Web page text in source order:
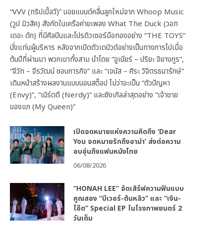
“VVV (ทริปเปิ้ลวี)” บอยแบนด์คลื่นลูกใหม่จาก Whoop Music
(วูป มิวสิค) สังกัดในเครือค่ายเพลง What The Duck (วอท
เดอะ ดัก) ที่มีศิลปินและโปรดิวเซอร์มือทองอย่าง “THE TOYS”
นั่งแท่นผู้บริหาร หลังจากเปิดตัวเดบิวต์อย่างเป็นทางการไปเมื่อ
ต้นปีที่ผ่านมา พวกเขาทั้งสาม นำโดย “จูเนียร์ – ปริยะ จิยางกูร”,
“จีวัท – จีรวัฒน์ ชอบการกิจ” และ “เจนัส – ศิระ วิจิตรธนารักษ์”
เดินหน้าสร้างผลงานแบบนอนสต็อป ไม่ว่าจะเป็น “ตัวปัญหา
(Envy)”, “เนิร์ดดี (Nerdy)” และซิงเกิลล่าสุดอย่าง “เจ้าชาย
ของแก (My Queen)”
เปิดจดหมายแห่งความคิดถึง ‘Dear
You จดหมายรักถึงอาม่า’ ส่งต่อความ
อบอุ่นถึงแฟนหนังไทย
06/08/2026
“HONAH LEE” จัดเสิร์ฟความฟินแบบ
คูณสอง “บีเวอร์-ต้นหลิว” และ “เงิน-
โอ๊ต” Special EP ในโรงภาพยนตร์ 2
วันเต็ม